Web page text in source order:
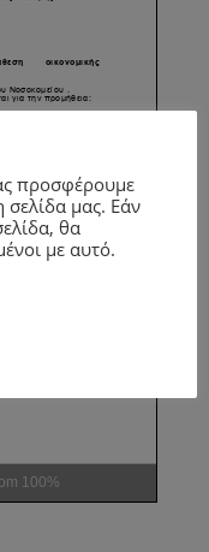
100%
προσφέρουμε
σελίδα μας. Εάν
θα
με αυτό.